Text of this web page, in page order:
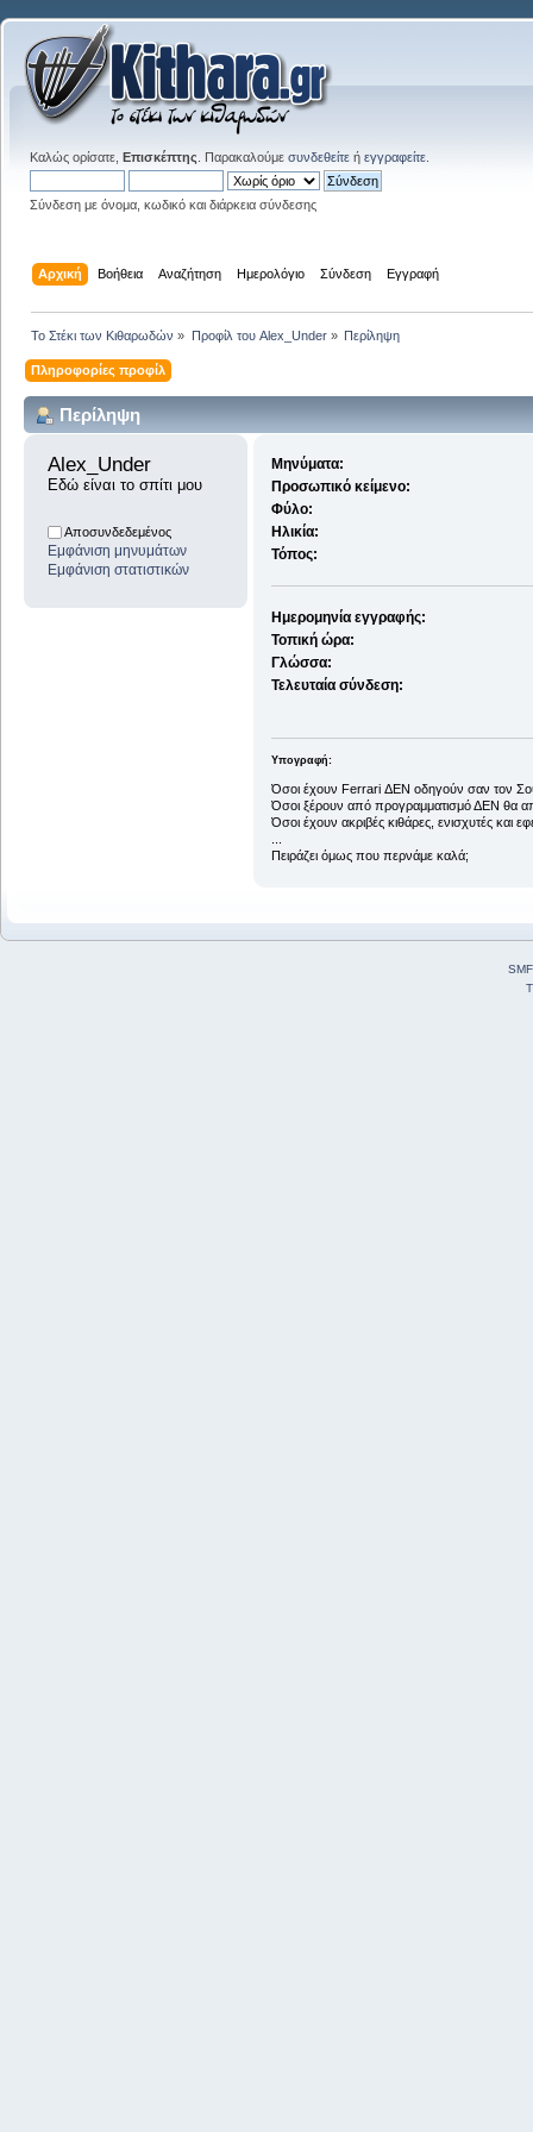
Καλώς ορίσατε, Επισκέπτης . Παρακαλούμε συνδεθείτε ή εγγραφείτε
Σύνδεση με όνομα, κωδικό και διάρκεια σύνδεσης
Αρχική Βοήθεια Αναζήτηση Ημερολόγιο Σύνδεση Εγγραφή
Το Στέκι των Κιθαρωδών » Προφίλ του Alex_Under» Περίληψη
Πληροφορίες προφίλ
Περίληψη
Alex_Under
Εδώ είναι το σπίτι μου
Αποσυνδεδεμένος
Εμφάνιση μηνυμάτων
Εμφάνιση στατιστικών
Μηνύματα:
Προσωπικό κείμενο:
Φύλο:
Ηλικία:
Τόπος:
Ημερομηνία εγγραφής:
Τοπική ώρα:
Γλώσσα:
Τελευταία σύνδεση:
Υπογραφή:
Όσοι έχουν Ferrari ΔΕΝ οδηγούν σαν τον
Όσοι ξέρουν από προγραμματισμό ΔΕΝ θα
Όσοι έχουν ακριβές κιθάρες, ενισχυτές και
Πειράζει όμως που περνάμε καλά;